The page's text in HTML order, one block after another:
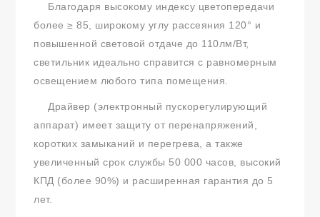
Благодаря высокому индексу цветопередачи
более ≥ 85, широкому углу рассеяния 120° и
повышенной световой отдаче до 110лм/Вт,
светильник идеально справится с равномерным
освещением любого типа помещения.
Драйвер (электронный пускорегулирующий
аппарат) имеет защиту от перенапряжений,
коротких замыканий и перегрева, а также
увеличенный срок службы 50 000 часов, высокий
КПД (более 90%) и расширенная гарантия до 5
лет.